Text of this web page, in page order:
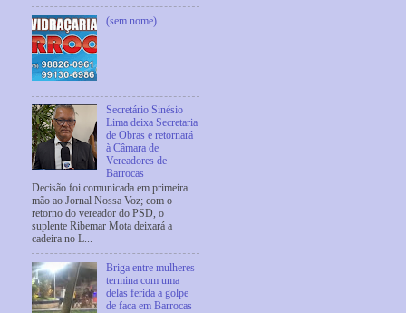
(sem nome)
Secretário Sinésio
Lima deixa Secretaria
de Obras e retornará
à Câmara de
Vereadores de
Barrocas
Decisão foi comunicada em primeira
mão ao Jornal Nossa Voz; com o
retorno do vereador do PSD, o
suplente Ribemar Mota deixará a
cadeira no L...
Briga entre mulheres
termina com uma
delas ferida a golpe
de faca em Barrocas